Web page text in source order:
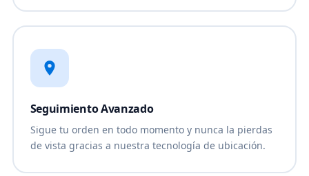
Seguimiento Avanzado
Sigue tu orden en todo momento y nunca la pierdas
de vista gracias a nuestra tecnología de ubicación.